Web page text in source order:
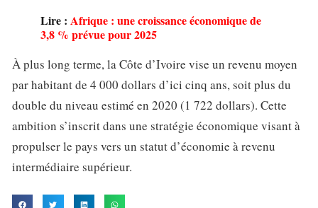
Lire : Afrique : une croissance économique de
3,8 % prévue pour 2025
À plus long terme, la Côte d’Ivoire vise un revenu moyen
par habitant de 4 000 dollars d’ici cinq ans, soit plus du
double du niveau estimé en 2020 (1 722 dollars). Cette
ambition s’inscrit dans une stratégie économique visant à
propulser le pays vers un statut d’économie à revenu
intermédiaire supérieur.